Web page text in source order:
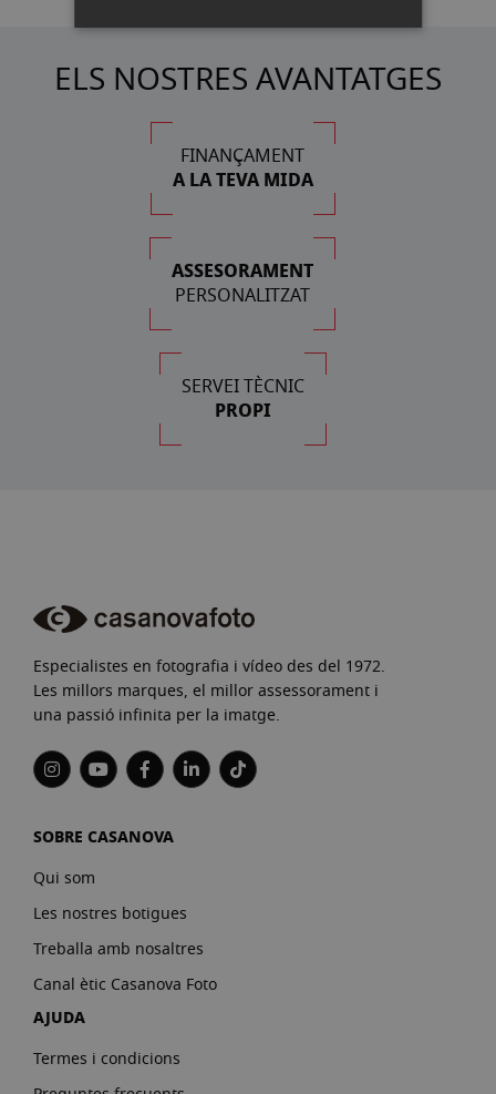
ELS NOSTRES AVANTATGES
FINANÇAMENT
A LA TEVA MIDA
ASSESORAMENT
PERSONALITZAT
SERVEI TÈCNIC
PROPI
Especialistes en fotografia i vídeo des del 1972.
Les millors marques, el millor assessorament i
una passió infinita per la imatge.
SOBRE CASANOVA
Qui som
Les nostres botigues
Treballa amb nosaltres
Canal ètic Casanova Foto
AJUDA
Termes i condicions